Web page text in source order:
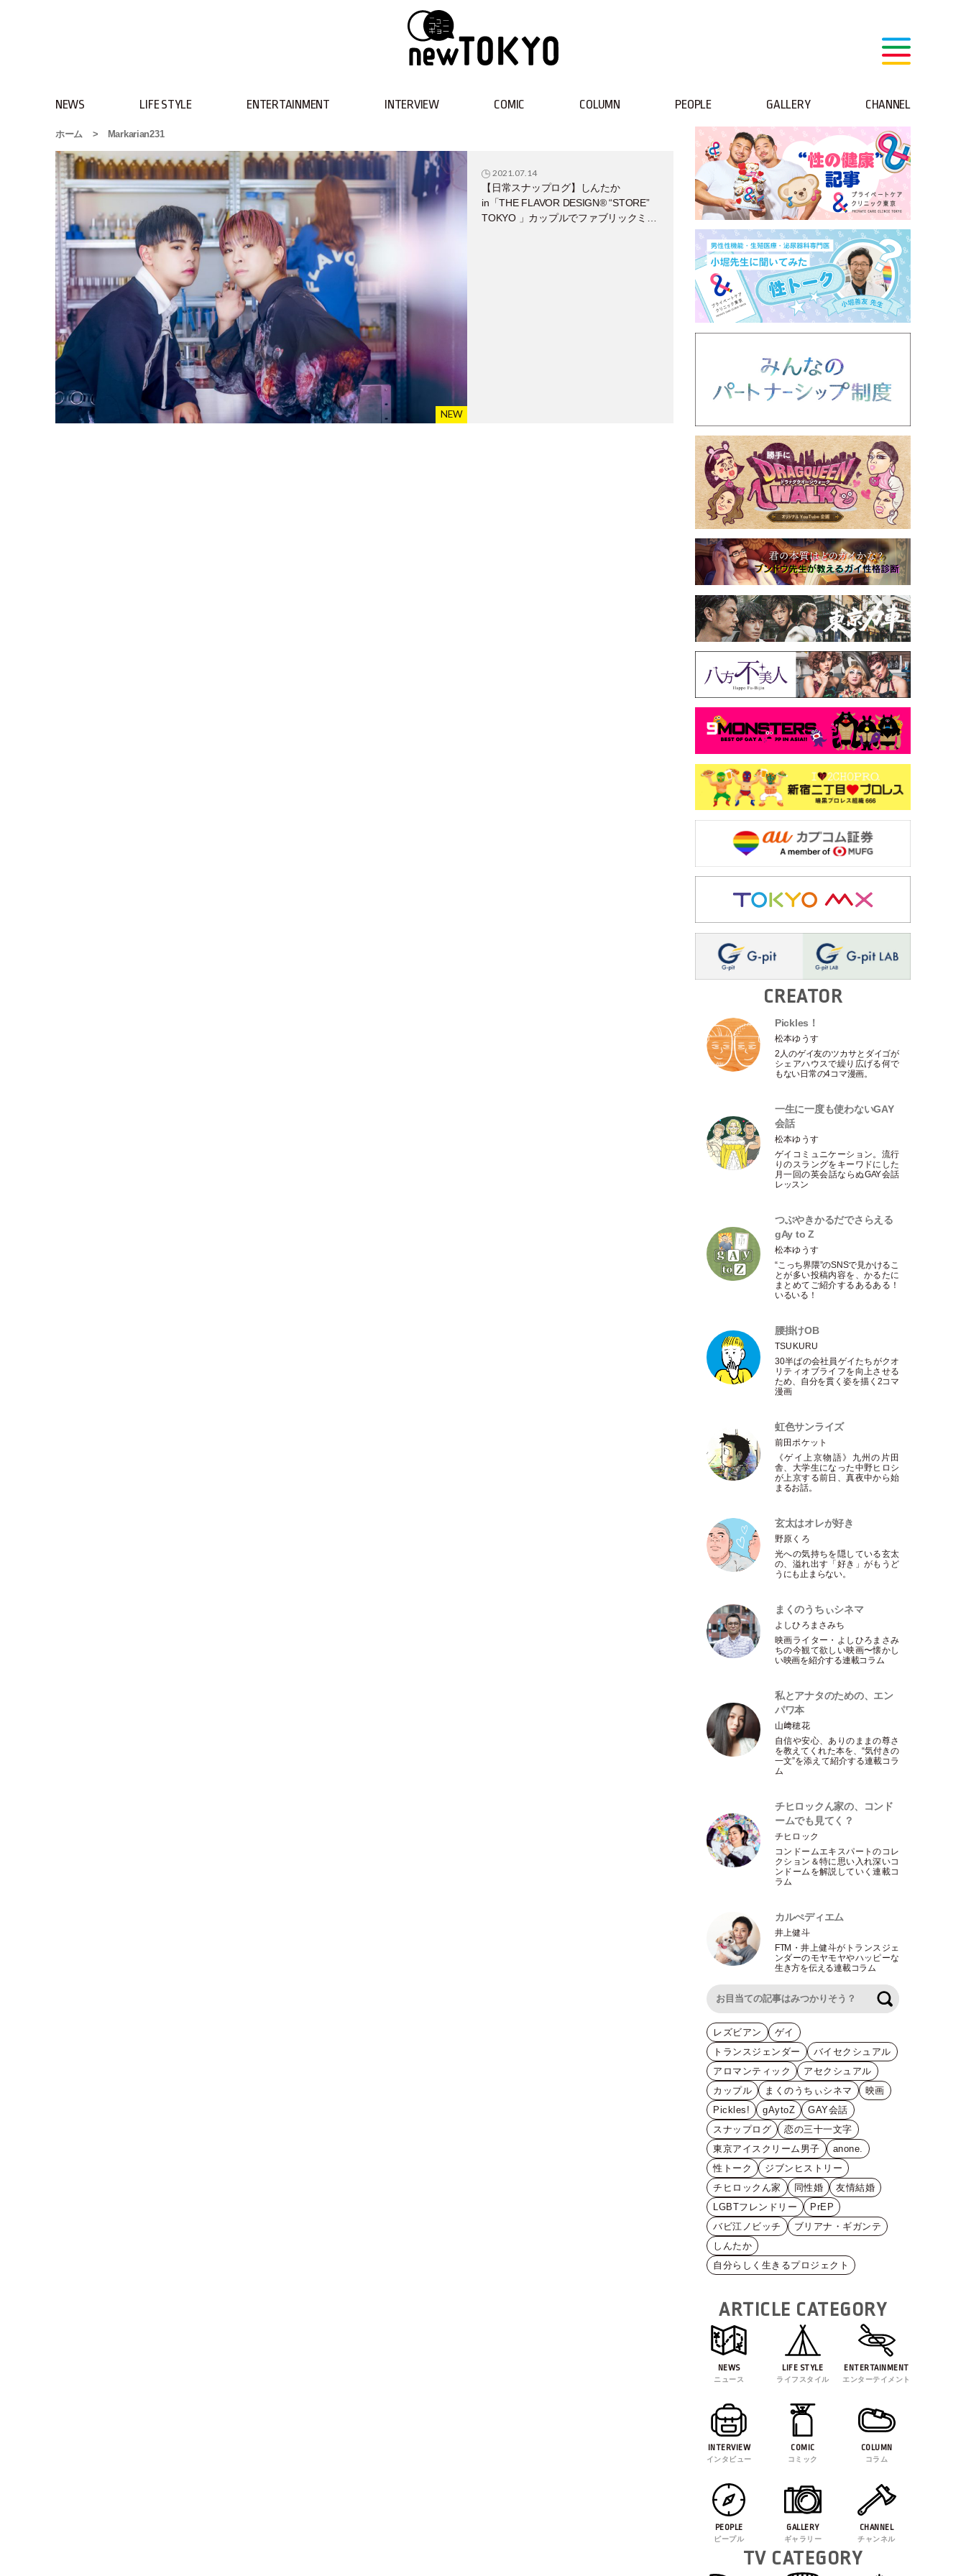
NEWS LIFE STYLE ENTERTAINMENT INTERVIEW COMIC COLUMN PEOPLE GALLERY CHANNEL
ホーム > Markarian231
2021.07.14
【日常スナップログ】しんたか
in「THE FLAVOR DESIGN®︎ “STORE”
TOKYO 」カップルでファブリックミス
CREATOR
Pickles！
松本ゆうす
2人のゲイ友のツカサとダイゴが
シェアハウスで繰り広げる何で
もない日常の4コマ漫画。
一生に一度も使わないGAY
会話
松本ゆうす
ゲイコミュニケーション。流行
りのスラングをキーワドにした
月一回の英会話ならぬGAY会話
レッスン
つぶやきかるだでさらえる
gAy to Z
松本ゆうす
“こっち界隈”のSNSで見かけるこ
とが多い投稿内容を、かるたに
まとめてご紹介するあるある！
いるいる！
腰掛けOB
TSUKURU
30半ばの会社員ゲイたちがクオ
リティオブライフを向上させる
ため、自分を貫く姿を描く2コマ
漫画
虹色サンライズ
前田ポケット
《ゲイ上京物語》九州の片田
舎、大学生になった中野ヒロシ
が上京する前日、真夜中から始
まるお話。
玄太はオレが好き
野原くろ
光への気持ちを隠している玄太
の、溢れ出す 「好き 」がもうど
うにも止まらない。
まくのうちぃシネマ
よしひろまさみち
映画ライター ・ よしひろまさみ
ちの今観て欲しい映画〜懐かし
い映画を紹介する連載コラム
私とアナタのための、エン
パワ本
山﨑穂花
自信や安心、ありのままの尊さ
を教えてくれた本を、“気付きの
一文”を添えて紹介する連載コラ
ム
チヒロックん家の、コンド
ームでも見てく？
チヒロック
コンドームエキスパートのコレ
クション＆特に思い入れ深いコ
ンドームを解説していく連載コ
ラム
カルぺディエム
井上健斗
FTM ・井上健斗がトランスジェ
ンダーのモヤモヤやハッピーな
生き方を伝える連載コラム
レズビアン
ゲイ
トランスジェンダー
バイセクシュアル
アロマンティック
アセクシュアル
カップル
まくのうちぃシネマ
映画
Pickles!
gAytoZ
GAY会話
スナップログ
恋の三十一文字
東京アイスクリーム男子
anone.
性トーク
ジブンヒストリー
チヒロックん家
同性婚
友情結婚
LGBTフレンドリー
PrEP
バビ江ノビッチ
ブリアナ・ギガンテ
しんたか
自分らしく生きるプロジェクト
ARTICLE CATEGORY
NEWS
ニュース
LIFE STYLE
ライフスタイル
ENTERTAINMENT
エンターテイメント
INTERVIEW
インタビュー
COMIC
コミック
COLUMN
コラム
PEOPLE
ピープル
GALLERY
ギャラリー
CHANNEL
チャンネル
TV CATEGORY